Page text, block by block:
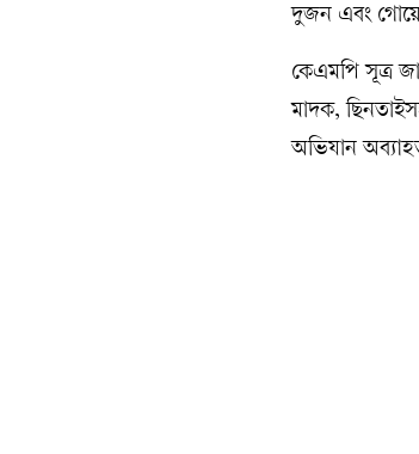
দুজন এবং
কেএমপি সূত্র
মাদক,
অভিযান